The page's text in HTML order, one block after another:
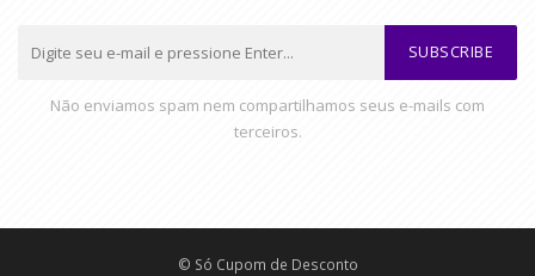
SUBSCRIBE
Não enviamos spam nem compartilhamos seus e-mails com
terceiros.
© Só Cupom de Desconto